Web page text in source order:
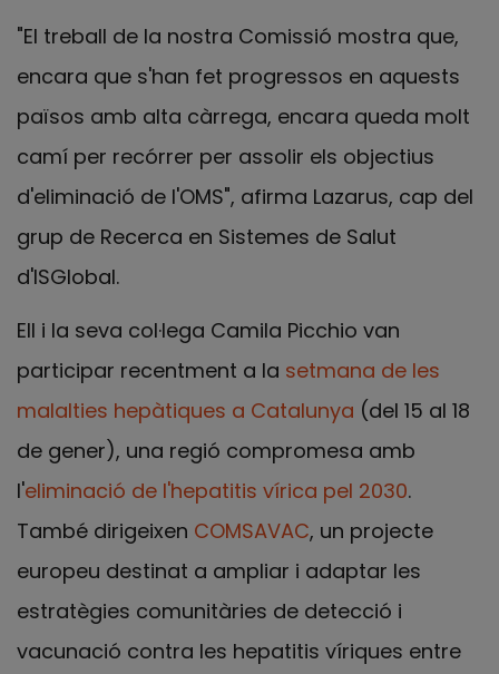
"El treball de la nostra Comissió mostra que,
encara que s'han fet progressos en aquests
països amb alta càrrega, encara queda molt
camí per recórrer per assolir els objectius
d'eliminació de l'OMS", afirma Lazarus, cap del
grup de Recerca en Sistemes de Salut
d'ISGlobal.
Ell i la seva col·lega Camila Picchio van
participar recentment a la setmana de les
malalties hepàtiques a Catalunya (del 15 al 18
de gener), una regió compromesa amb
l'eliminació de l'hepatitis vírica pel 2030.
També dirigeixen COMSAVAC, un projecte
europeu destinat a ampliar i adaptar les
estratègies comunitàries de detecció i
vacunació contra les hepatitis víriques entre